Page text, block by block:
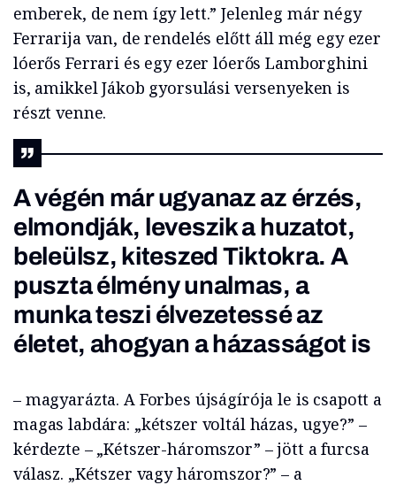
emberek, de nem így lett.” Jelenleg már négy
Ferrarija van, de rendelés előtt áll még egy ezer
lóerős Ferrari és egy ezer lóerős Lamborghini
is, amikkel Jákob gyorsulási versenyeken is
részt venne.
A végén már ugyanaz az érzés,
elmondják, leveszik a huzatot,
beleülsz, kiteszed Tiktokra. A
puszta élmény unalmas, a
munka teszi élvezetessé az
életet, ahogyan a házasságot is
– magyarázta. A Forbes újságírója le is csapott a
magas labdára: „kétszer voltál házas, ugye?” –
kérdezte – „Kétszer-háromszor” – jött a furcsa
válasz. „Kétszer vagy háromszor?” – a